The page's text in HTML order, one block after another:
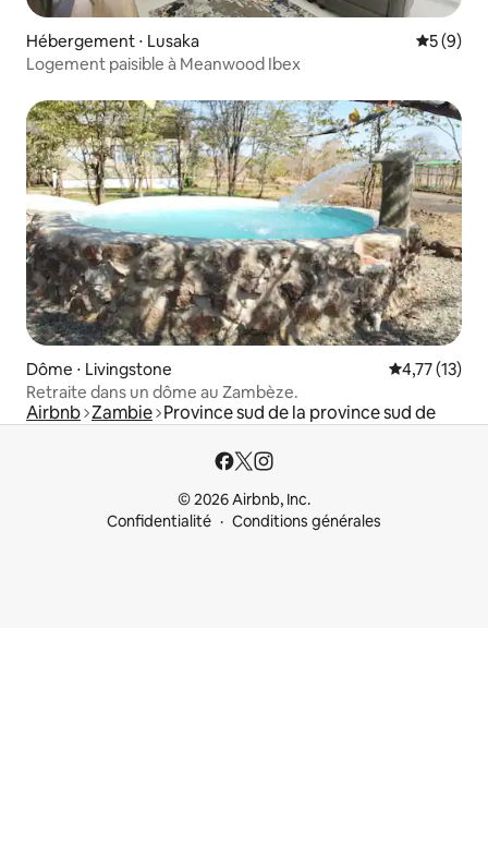
Hébergement ⋅ Lusaka
5 (9)
Logement paisible à Meanwood Ibex
Dôme ⋅ Livingstone Évaluation
4,77 (13)
Retraite dans un dôme au Zambèze.
Airbnb Zambie Province sud de la province sud de
© 2026 Airbnb, Inc.
Confidentialité
Conditions générales